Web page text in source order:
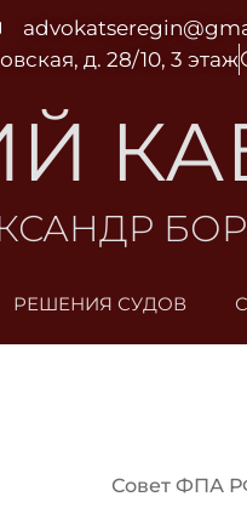
д. 28/10, 3 этаж
РЕШЕНИЯ СУДОВ
Совет ФПА